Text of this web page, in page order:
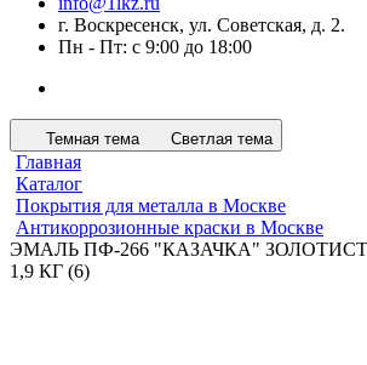
г. Воскресенск, ул. Советская, д. 2.
Пн - Пт: с 9:00 до 18:00
Темная тема Светлая тема
Главная
Каталог
Покрытия для металла в Москве
Антикоррозионные краски в Москве
ЭМАЛЬ ПФ-266 "КАЗАЧКА"
1,9 КГ (6)